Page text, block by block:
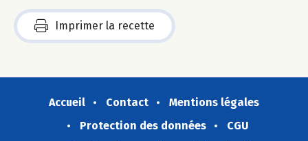
Imprimer la recette
Accueil Contact
Mentions légales
Protection des données
CGU